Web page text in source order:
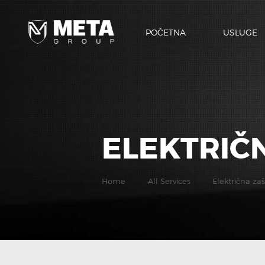
POČETNA USLUGE
Home All Services Električna